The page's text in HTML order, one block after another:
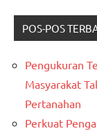
POS-POS
Pengukuran
Masyarakat
Pertanahan
Perkuat